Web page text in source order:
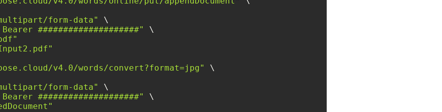
form-data"
\
####################"
\
v4.0/words/convert?format=jpg"
\
form-data"
\
####################"
\